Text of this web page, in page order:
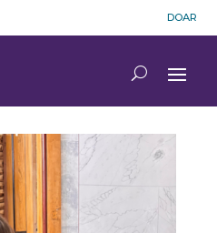
DOAR